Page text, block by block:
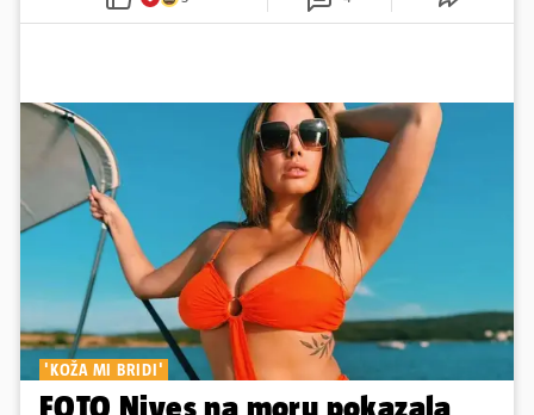
'KOŽA MI BRIDI'
FOTO Nives na moru pokazala